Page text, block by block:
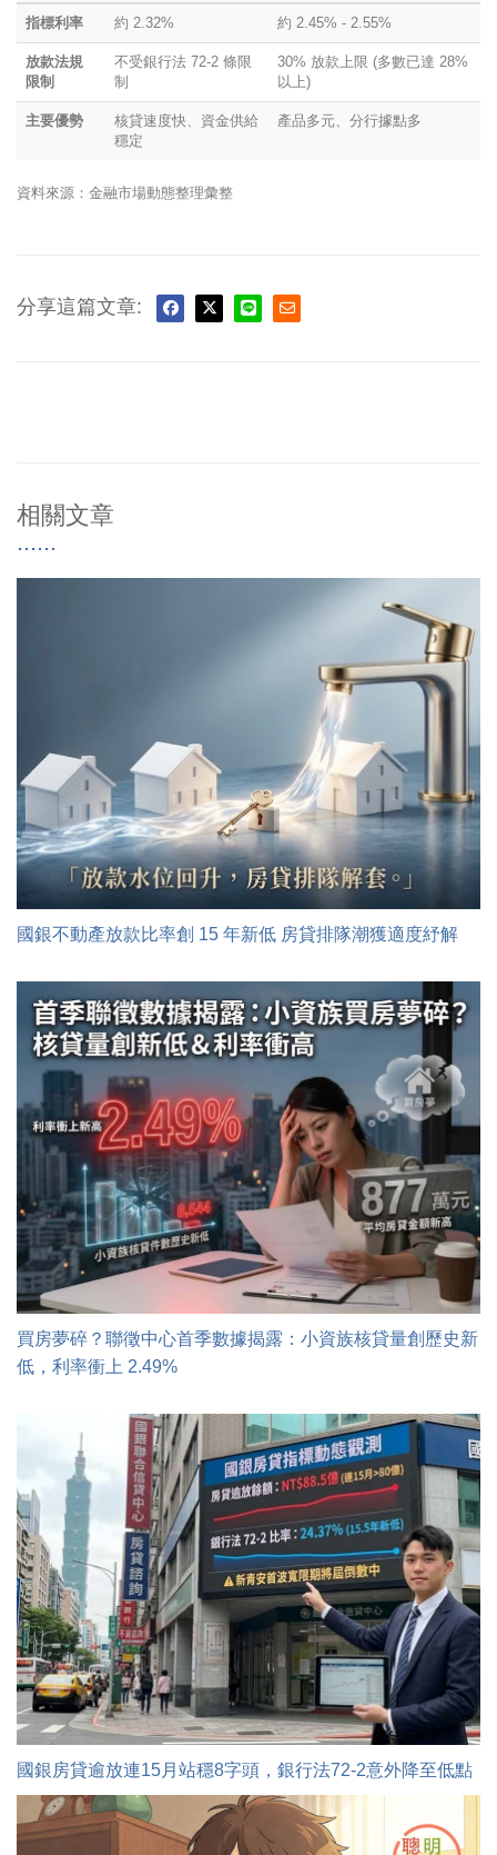
指標利率 約 2.32% 約 2.45% - 2.55%
放款法規
限制
不受銀行法 72-2 條限
制
30% 放款上限 (多數已達 28%
以上)
主要優勢
核貸速度快、資金供給
穩定
產品多元、分行據點多
資料來源：金融市場動態整理彙整
分享這篇文章:
相關文章
國銀不動產放款比率創 15 年新低 房貸排隊潮獲適度紓解
買房夢碎？聯徵中心首季數據揭露：小資族核貸量創歷史新
低，利率衝上 2.49%
國銀房貸逾放連15月站穩8字頭，銀行法72-2意外降至低點